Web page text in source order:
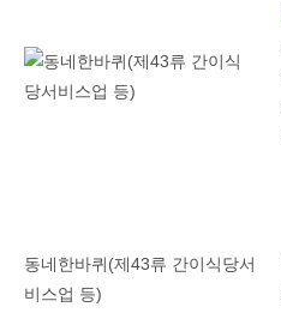
동네한바퀴(제43류 간이식당서
비스업 등)